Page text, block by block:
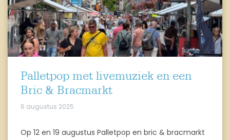
Palletpop met livemuziek en een
Bric & Bracmarkt
6 augustus 2025
Op 12 en 19 augustus Palletpop en bric & bracmarkt